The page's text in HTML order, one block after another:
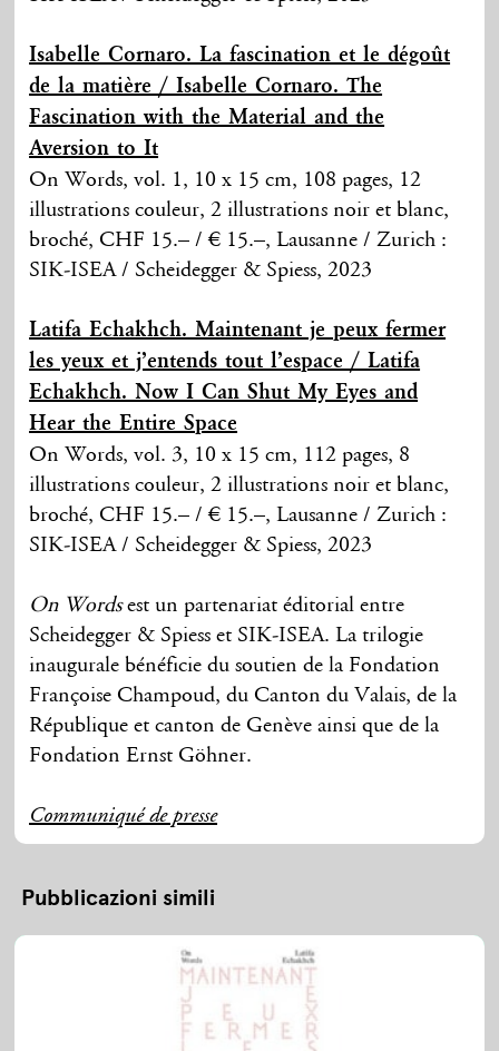
Isabelle Cornaro. La fascination et le dégoût
de la matière / Isabelle Cornaro. The
Fascination with the Material and the
Aversion to It
On Words, vol. 1, 10 x 15 cm, 108 pages, 12
illustrations couleur, 2 illustrations noir et blanc,
broché, CHF 15.– / € 15.–, Lausanne / Zurich :
SIK-ISEA / Scheidegger & Spiess, 2023
Latifa Echakhch. Maintenant je peux fermer
les yeux et j’entends tout l’espace / Latifa
Echakhch. Now I Can Shut My Eyes and
Hear the Entire Space
On Words, vol. 3, 10 x 15 cm, 112 pages, 8
illustrations couleur, 2 illustrations noir et blanc,
broché, CHF 15.– / € 15.–, Lausanne / Zurich :
SIK-ISEA / Scheidegger & Spiess, 2023
On Wordsest un partenariat éditorial entre
Scheidegger & Spiess et SIK-ISEA. La trilogie
inaugurale bénéficie du soutien de la Fondation
Françoise Champoud, du Canton du Valais, de la
République et canton de Genève ainsi que de la
Fondation Ernst Göhner.
Communiqué de presse
Pubblicazioni simili